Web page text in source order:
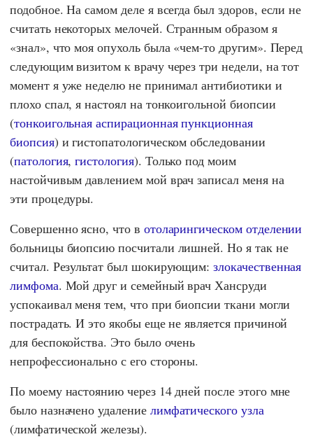
подобное. На самом деле я всегда был здоров, если не
считать некоторых мелочей. Странным образом я
«знал», что моя опухоль была «чем-то другим». Перед
следующим визитом к врачу через три недели, на тот
момент я уже неделю не принимал антибиотики и
плохо спал, я настоял на тонкоигольной биопсии
(тонкоигольная аспирационная пункционная
биопсия) и гистопатологическом обследовании
(патология,гистология). Только под моим
настойчивым давлением мой врач записал меня на
эти процедуры.
Совершенно ясно, что в отоларингическом отделении
больницы биопсию посчитали лишней. Но я так не
считал. Результат был шокирующим:злокачественная
лимфома. Мой друг и семейный врачХансруди
успокаивал меня тем, что при биопсии ткани могли
пострадать. И это якобы еще не является причиной
для беспокойства. Это было очень
непрофессионально с его стороны.
По моему настоянию через 14 дней после этого мне
было назначено удаление лимфатического узла
(лимфатической железы).